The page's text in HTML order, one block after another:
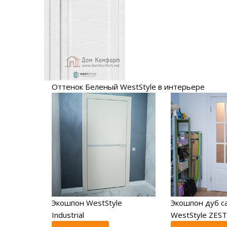
Оттенок Беленый WestStyle в интерьере
Экошпон WestStyle
Industrial
Экошпон дуб
WestStyle ZEST